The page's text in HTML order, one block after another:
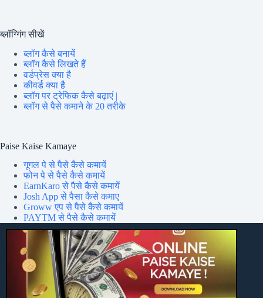
ब्लॉग्गिंग सीखें
ब्लॉग कैसे बनायें
ब्लॉग कैसे लिखते हैं
वर्डप्रेस क्या है
कीवर्ड क्या है
ब्लॉग पर ट्रेफिक कैसे बढ़ाएं |
ब्लॉग से पैसे कमाने के 20 तरीके
Paise Kaise Kamaye
गूगल पे से पैसे कैसे कमायें
फोन पे से पैसे कैसे कमायें
EarnKaro से पैसे कैसे कमायें
Josh App से पैसा कैसे कमाए
Groww एप से पैसे कैसे कमायें
PAYTM से पैसे कैसे कमायें